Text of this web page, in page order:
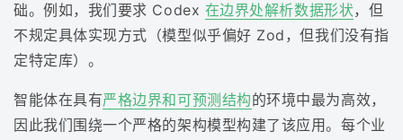
础。例如，我们要求 Codex 在边界处解析数据形状，但
不规定具体实现方式（模型似乎偏好 Zod，但我们没有指
定特定库）。
智能体在具有严格边界和可预测结构的环境中最为高效，
因此我们围绕一个严格的架构模型构建了该应用。每个业